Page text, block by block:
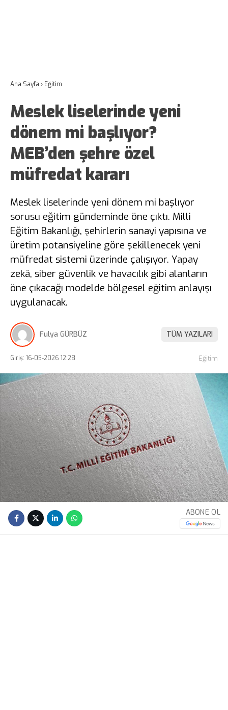
Ana Sayfa › Eğitim
Meslek liselerinde yeni
dönem mi başlıyor?
MEB’den şehre özel
müfredat kararı
Meslek liselerinde yeni dönem mi başlıyor
sorusu eğitim gündeminde öne çıktı. Milli
Eğitim Bakanlığı, şehirlerin sanayi yapısına ve
üretim potansiyeline göre şekillenecek yeni
müfredat sistemi üzerinde çalışıyor. Yapay
zekâ, siber güvenlik ve havacılık gibi alanların
öne çıkacağı modelde bölgesel eğitim anlayışı
uygulanacak.
Fulya GÜRBÜZ TÜM YAZILARI
Giriş: 16-05-2026 12:28 Eğitim
ABONE OL